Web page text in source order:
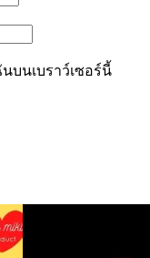
บนเบราว์เซอร์นี้